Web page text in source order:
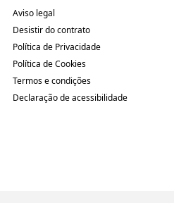
Aviso legal
Desistir do contrato
Política de Privacidade
Política de Cookies
Termos e condições
Declaração de acessibilidade